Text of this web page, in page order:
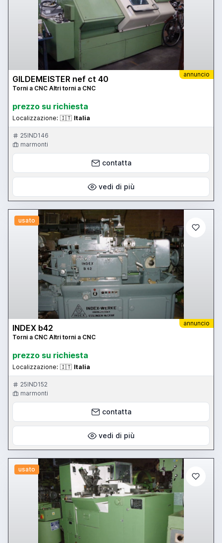
annuncio
GILDEMEISTER nef ct 40
Torni a CNC Altri torni a CNC
prezzo su richiesta
Localizzazione: 🇮🇹 Italia
25IND146
marmonti
contatta
vedi di più
usato
annuncio
INDEX b42
Torni a CNC Altri torni a CNC
prezzo su richiesta
Localizzazione: 🇮🇹 Italia
25IND152
marmonti
contatta
vedi di più
usato